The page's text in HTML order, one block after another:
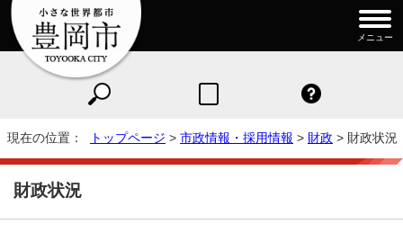
メニュー
現在の位置： トップページ > 市政情報・採用情報 > 財政 > 財政状況
財政状況